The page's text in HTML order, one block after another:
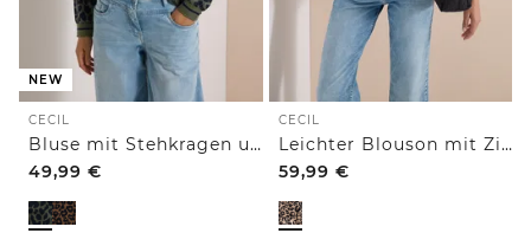
NEW
CECIL
Bluse mit Stehkragen und Zipper
49,99 €
CECIL
Leichter Blouson mit Zipper und Leo-Print
59,99 €